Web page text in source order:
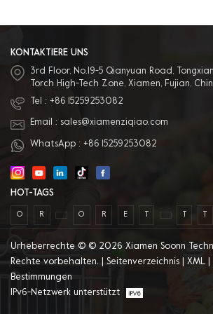
Wir haben
KONTAKTIERE UNS
3rd Floor, No.19-5 Qianyuan Road,
Torch High-Tech Zone, Xiamen, Fujian,
Tel : +86 15259253082
Email : sales@xiamenziqiao.com
WhatsApp : +86 15259253082
HOT-TAGS
O R O R E T T T
Urheberrechte © © 2026 Xiamen Soonn
Rechte vorbehalten. | Seitenverzeichnis XML
Bestimmungen
IPv6-Netzwerk unterstützt